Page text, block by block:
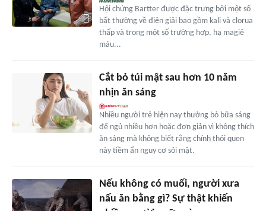
Hội chứng Bartter được đặc trưng bởi một số
bất thường về điện giải bao gồm kali và clorua
thấp và trong một số trường hợp, hạ magiê
máu...
Cắt bỏ túi mật sau hơn 10 năm
nhịn ăn sáng
Nhiều người trẻ hiện nay thường bỏ bữa sáng
để ngủ nhiều hơn hoặc đơn giản vì không thích
ăn sáng mà không biết rằng chính thói quen
này tiềm ẩn nguy cơ sỏi mật.
Nếu không có muối, người xưa
nấu ăn bằng gì? Sự thật khiến